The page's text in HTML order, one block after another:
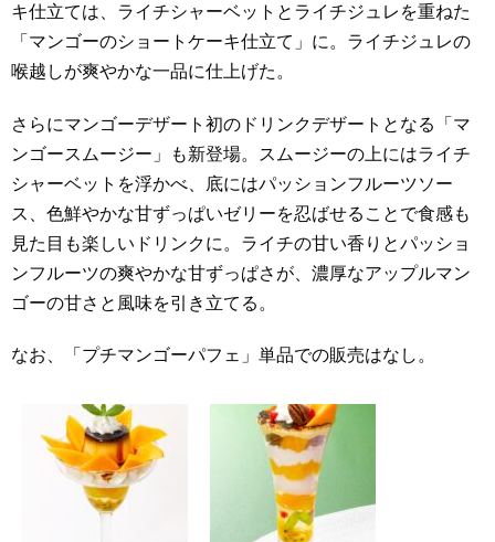
キ仕立ては、ライチシャーベットとライチジュレを重ねた
「マンゴーのショートケーキ仕立て」に。ライチジュレの
喉越しが爽やかな一品に仕上げた。
さらにマンゴーデザート初のドリンクデザートとなる「マ
ンゴースムージー」も新登場。スムージーの上にはライチ
シャーベットを浮かべ、底にはパッションフルーツソー
ス、色鮮やかな甘ずっぱいゼリーを忍ばせることで食感も
見た目も楽しいドリンクに。ライチの甘い香りとパッショ
ンフルーツの爽やかな甘ずっぱさが、濃厚なアップルマン
ゴーの甘さと風味を引き立てる。
なお、「プチマンゴーパフェ」単品での販売はなし。